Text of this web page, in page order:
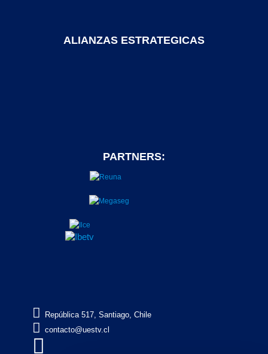
ALIANZAS ESTRATEGICAS
PARTNERS:
 República 517, Santiago, Chile
 contacto@uestv.cl
